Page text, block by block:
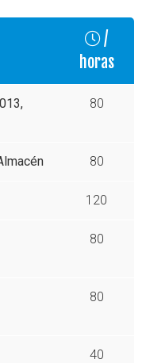
/
horas
80
80
120
80
80
40